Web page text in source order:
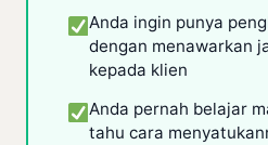
Anda ingin punya
dengan menawarkan
kepada klien
Anda pernah belajar
tahu cara